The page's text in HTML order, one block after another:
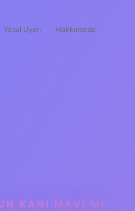
Yasal Uyarı Hakkımızda
KANI MAVI MI